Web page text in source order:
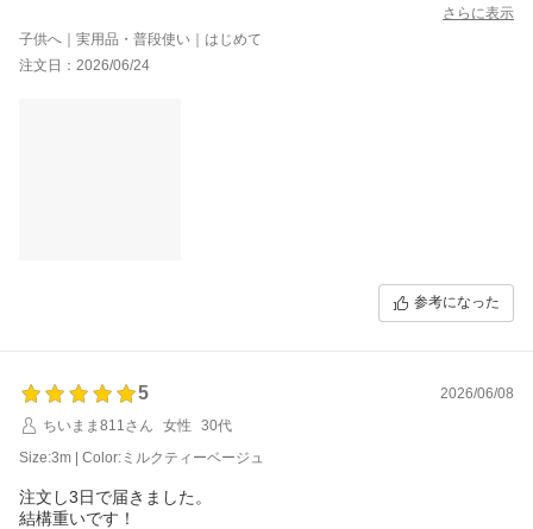
さらに表示
子供へ｜実用品・普段使い｜はじめて
注文日：2026/06/24
参考になった
5
2026/06/08
ちいまま811さん
女性
30代
Size:3m | Color:ミルクティーベージュ
注文し3日で届きました。
結構重いです！